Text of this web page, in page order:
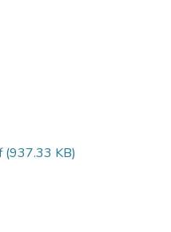
(937.33 KB)